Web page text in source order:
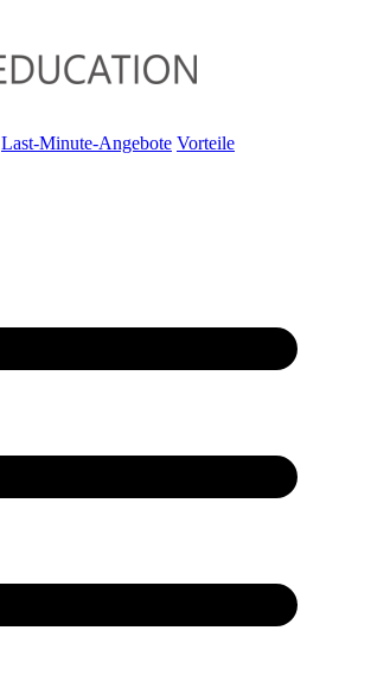
Last-Minute-Angebote Vorteile